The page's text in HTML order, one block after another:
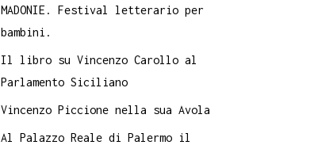
MADONIE. Festival letterario per
bambini.
Il libro su Vincenzo Carollo al
Parlamento Siciliano
Vincenzo Piccione nella sua Avola
Al Palazzo Reale di Palermo il